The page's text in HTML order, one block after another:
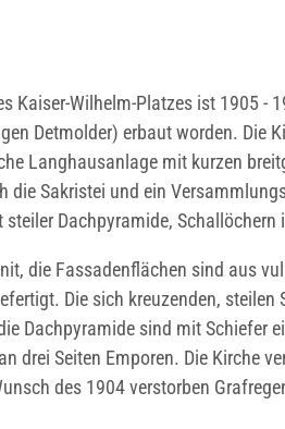
Kaiser-Wilhelm-Platzes ist 1905 -
Detmolder) erbaut worden. Die
Langhausanlage mit kurzen
die Sakristei und ein
Dachpyramide,
die Fassadenflächen sind aus
Die sich kreuzenden,
Dachpyramide sind mit Schiefer
drei Seiten Emporen. Die Kirche
des 1904 verstorben